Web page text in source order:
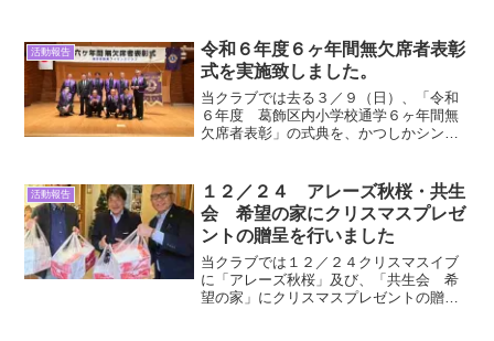
活動報告
令和６年度６ヶ年間無欠席者表彰
式を実施致しました。
当クラブでは去る３／９（日）、「令和
６年度 葛飾区内小学校通学６ヶ年間無
欠席者表彰」の式典を、かつしかシンフ
活動報告
１２／２４ アレーズ秋桜・共生
会 希望の家にクリスマスプレゼ
ントの贈呈を行いました
当クラブでは１２／２４クリスマスイブ
に「アレーズ秋桜」及び、「共生会 希
望の家」にクリスマスプレゼントの贈呈